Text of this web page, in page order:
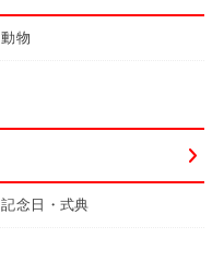
動物
記念日・式典